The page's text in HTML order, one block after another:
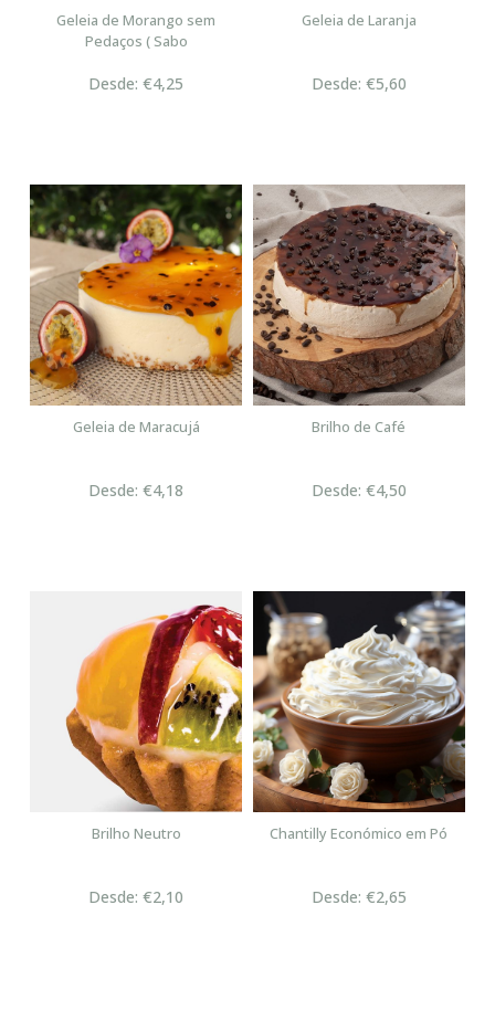
Geleia de Morango sem
Pedaços ( Sabo
Desde: €4,25
Geleia de Laranja
Desde: €5,60
Geleia de Maracujá
Desde: €4,18
Brilho de Café
Desde: €4,50
Brilho Neutro
Desde: €2,10
Chantilly Económico em Pó
Desde: €2,65